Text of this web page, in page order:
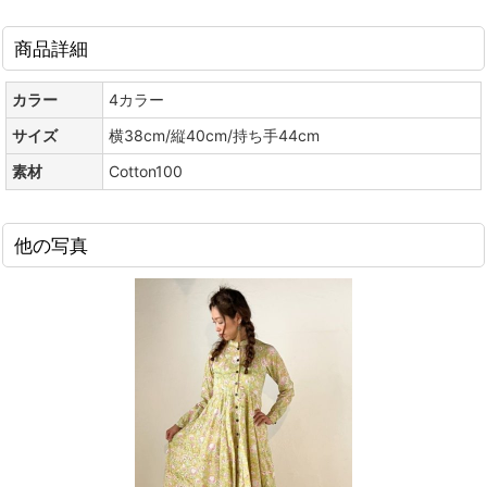
商品詳細
カラー
4カラー
サイズ
横38cm/縦40cm/持ち手44cm
素材
Cotton100
他の写真